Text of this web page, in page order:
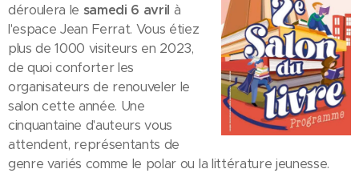
déroulera le samedi 6 avril à
l'espace Jean Ferrat. Vous étiez
plus de 1000 visiteurs en 2023,
de quoi conforter les
organisateurs de renouveler le
salon cette année. Une
cinquantaine d'auteurs vous
attendent, représentants de
genre variés comme le polar ou la littérature jeunesse.